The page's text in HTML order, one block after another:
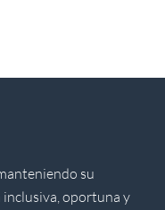
su
oportuna y